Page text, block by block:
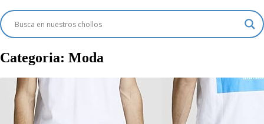
Categoria: Moda